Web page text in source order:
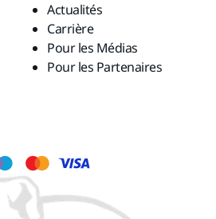
Actualités
Carrière
Pour les Médias
Pour les Partenaires